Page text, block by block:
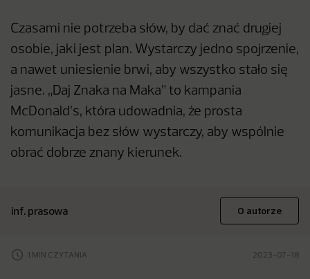
Czasami nie potrzeba słów, by dać znać drugiej
osobie, jaki jest plan. Wystarczy jedno spojrzenie,
a nawet uniesienie brwi, aby wszystko stało się
jasne. „Daj Znaka na Maka” to kampania
McDonald’s, która udowadnia, że prosta
komunikacja bez słów wystarczy, aby wspólnie
obrać dobrze znany kierunek.
inf. prasowa O autorze
1 MIN CZYTANIA 2023-07-18